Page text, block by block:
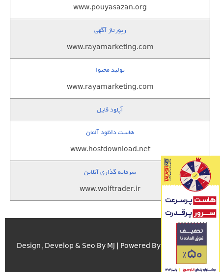
www.pouyasazan.org
رپورتاژ آگهی
www.rayamarketing.com
تولید محتوا
www.rayamarketing.com
آپلود فایل
هاست دانلود آلمان
www.hostdownload.net
سرمایه گذاری آنلاین
www.wolftrader.ir
Design , Develop & Seo By MJ | Powered By اسکریپت.com